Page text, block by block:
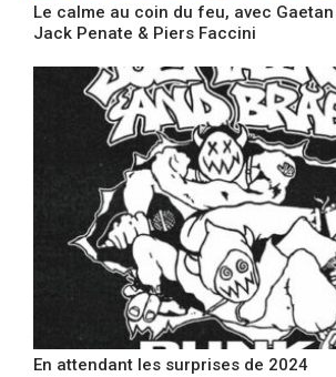
Le calme au coin du feu, avec
Jack Penate & Piers Faccini
En attendant les surprises de 2024